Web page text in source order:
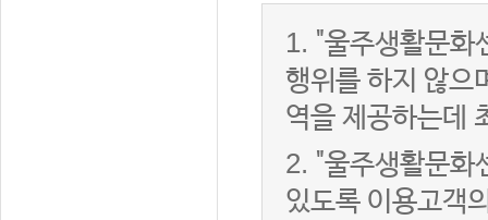
1. "울주생활문화
행위를 하지 않으
역을 제공하는데
2. "울주생활문화
있도록 이용고객